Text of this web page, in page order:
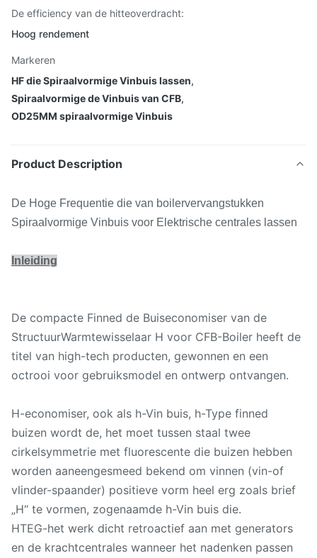
De efficiency van de hitteoverdracht:
Hoog rendement
Markeren
HF die Spiraalvormige Vinbuis lassen,
Spiraalvormige de Vinbuis van CFB,
OD25MM spiraalvormige Vinbuis
Product Description
De Hoge Frequentie die van boilervervangstukken
Spiraalvormige Vinbuis voor Elektrische centrales lassen
Inleiding
De compacte Finned de Buiseconomiser van de
StructuurWarmtewisselaar H voor CFB-Boiler heeft de
titel van high-tech producten, gewonnen en een
octrooi voor gebruiksmodel en ontwerp ontvangen.
H-economiser, ook als h-Vin buis, h-Type finned
buizen wordt de, het moet tussen staal twee
cirkelsymmetrie met fluorescente die buizen hebben
worden aaneengesmeed bekend om vinnen (vin-of
vlinder-spaander) positieve vorm heel erg zoals brief
„H“ te vormen, zogenaamde h-Vin buis die.
HTEG-het werk dicht retroactief aan met generators
en de krachtcentrales wanneer het nadenken passen